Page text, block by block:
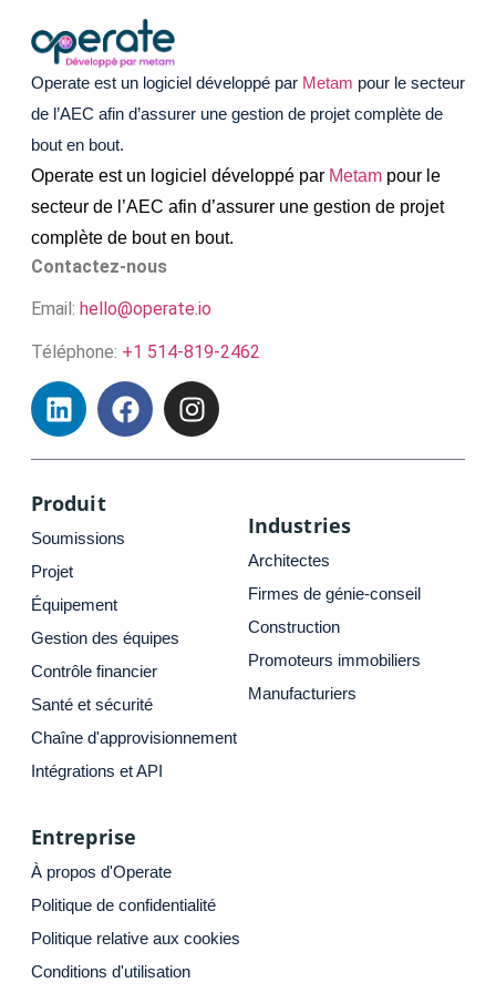
Operate est un logiciel développé par Metam pour le secteur
de l’AEC afin d’assurer une gestion de projet complète de
bout en bout.
Operate est un logiciel développé par Metam pour le
secteur de l’AEC afin d’assurer une gestion de projet
complète de bout en bout.
Contactez-nous
Email: hello@operate.io
Téléphone: +1 514-819-2462
Produit
Soumissions
Projet
Équipement
Gestion des équipes
Contrôle financier
Santé et sécurité
Chaîne d'approvisionnement
Intégrations et API
Industries
Architectes
Firmes de génie-conseil
Construction
Promoteurs immobiliers
Manufacturiers
Entreprise
À propos d'Operate
Politique de confidentialité
Politique relative aux cookies
Conditions d'utilisation